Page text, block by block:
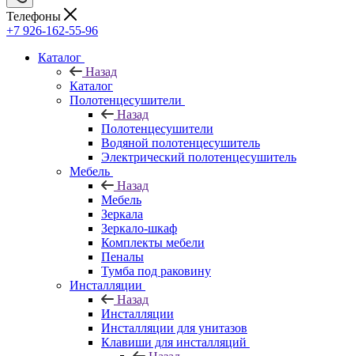
Телефоны
+7 926-162-55-96
Каталог
Назад
Каталог
Полотенцесушители
Назад
Полотенцесушители
Водяной полотенцесушитель
Электрический полотенцесушитель
Мебель
Назад
Мебель
Зеркала
Зеркало-шкаф
Комплекты мебели
Пеналы
Тумба под раковину
Инсталляции
Назад
Инсталляции
Инсталляции для унитазов
Клавиши для инсталляций